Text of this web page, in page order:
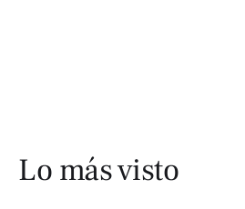
Lo más visto